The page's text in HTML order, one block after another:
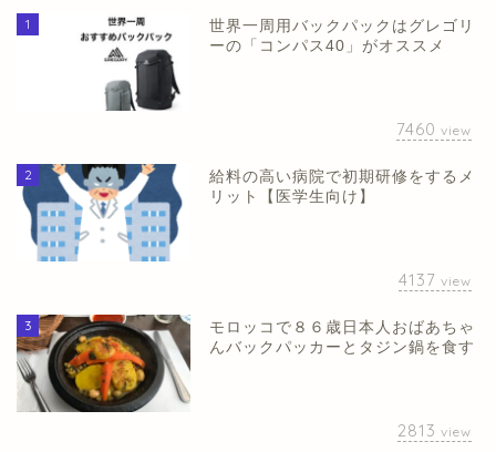
1
世界一周用バックパックはグレゴリ
ーの「コンパス40」がオススメ
7460 view
2
給料の高い病院で初期研修をするメ
リット【医学生向け】
4137 view
3
モロッコで８６歳日本人おばあちゃ
んバックパッカーとタジン鍋を食す
2813 view